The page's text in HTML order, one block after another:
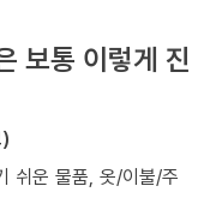
보통 이렇게 진
쉬운 물품, 옷/이불/주